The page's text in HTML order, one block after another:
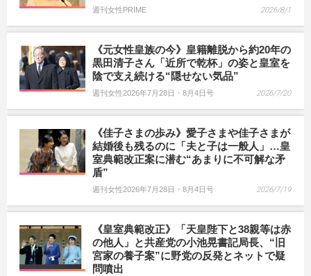
週刊女性PRIME 2026/8/1
《元女性皇族の今》皇籍離脱から約20年の
黒田清子さん「近所で乾杯」の姿と皇室を
陰で支え続ける“隠せない気品”
週刊女性2026年7月28日・8月4日号 2026/7/20
《佳子さまの歩み》愛子さまや佳子さまが
結婚後も残るのに「夫と子は一般人」…皇
室典範改正案に潜む“あまりに不可解な矛
盾”
週刊女性2026年7月28日・8月4日号 2026/7/19
《皇室典範改正》「天皇陛下と38親等は赤
の他人」と共産党の小池晃書記局長、“旧
宮家の養子案”に野党の反発とネットで疑
問噴出